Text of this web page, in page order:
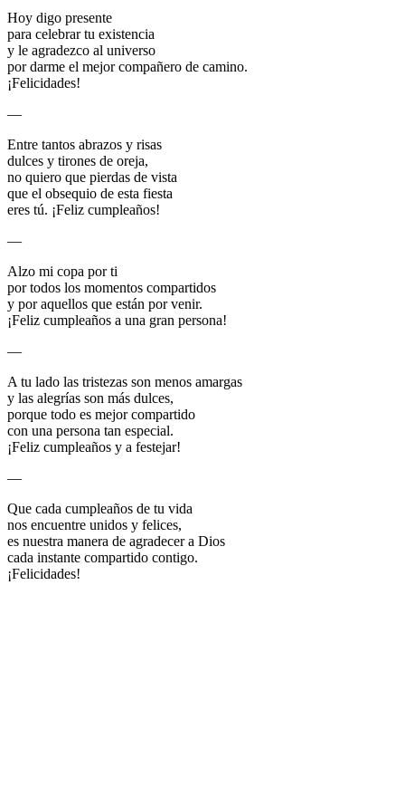
Hoy digo presente
para celebrar tu existencia
y le agradezco al universo
por darme el mejor compañero de camino.
¡Felicidades!
—
Entre tantos abrazos y risas
dulces y tirones de oreja,
no quiero que pierdas de vista
que el obsequio de esta fiesta
eres tú. ¡Feliz cumpleaños!
—
Alzo mi copa por ti
por todos los momentos compartidos
y por aquellos que están por venir.
¡Feliz cumpleaños a una gran persona!
—
A tu lado las tristezas son menos amargas
y las alegrías son más dulces,
porque todo es mejor compartido
con una persona tan especial.
¡Feliz cumpleaños y a festejar!
—
Que cada cumpleaños de tu vida
nos encuentre unidos y felices,
es nuestra manera de agradecer a Dios
cada instante compartido contigo.
¡Felicidades!